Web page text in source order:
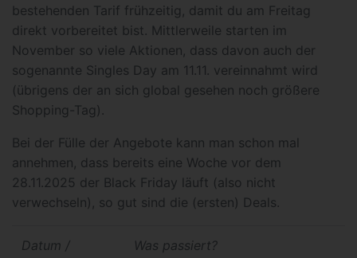
bestehenden Tarif frühzeitig, damit du am Freitag
direkt vorbereitet bist. Mittlerweile starten im
November so viele Aktionen, dass davon auch der
sogenannte Singles Day am 11.11. vereinnahmt wird
(übrigens der an sich global gesehen noch größere
Shopping-Tag).
Bei der Fülle der Angebote kann man schon mal
annehmen, dass bereits eine Woche vor dem
28.11.2025 der Black Friday läuft (also nicht
verwechseln), so gut sind die (ersten) Deals.
Datum /
Was passiert?